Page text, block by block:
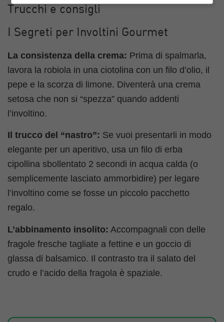
Trucchi e consigli
I Segreti per Involtini Gourmet
La consistenza della crema: Prima di spalmarla,
lavora la robiola in una ciotolina con un filo d’olio, il
pepe e la scorza di limone. Diventerà una crema
setosa che non si “spezza” quando addenti
l’involtino.
Il trucco del “nastro”: Se vuoi presentarli in modo
elegante per un aperitivo, usa un filo di erba
cipollina sbollentato 2 secondi in acqua calda (o
semplicemente lasciato ammorbidire) per legare
l’involtino come se fosse un piccolo pacchetto
regalo.
L’abbinamento insolito: Accompagnali con delle
fragole fresche tagliate a fettine e un goccio di
glassa di balsamico. Il contrasto tra il salato del
crudo e l’acido della fragola è spaziale.